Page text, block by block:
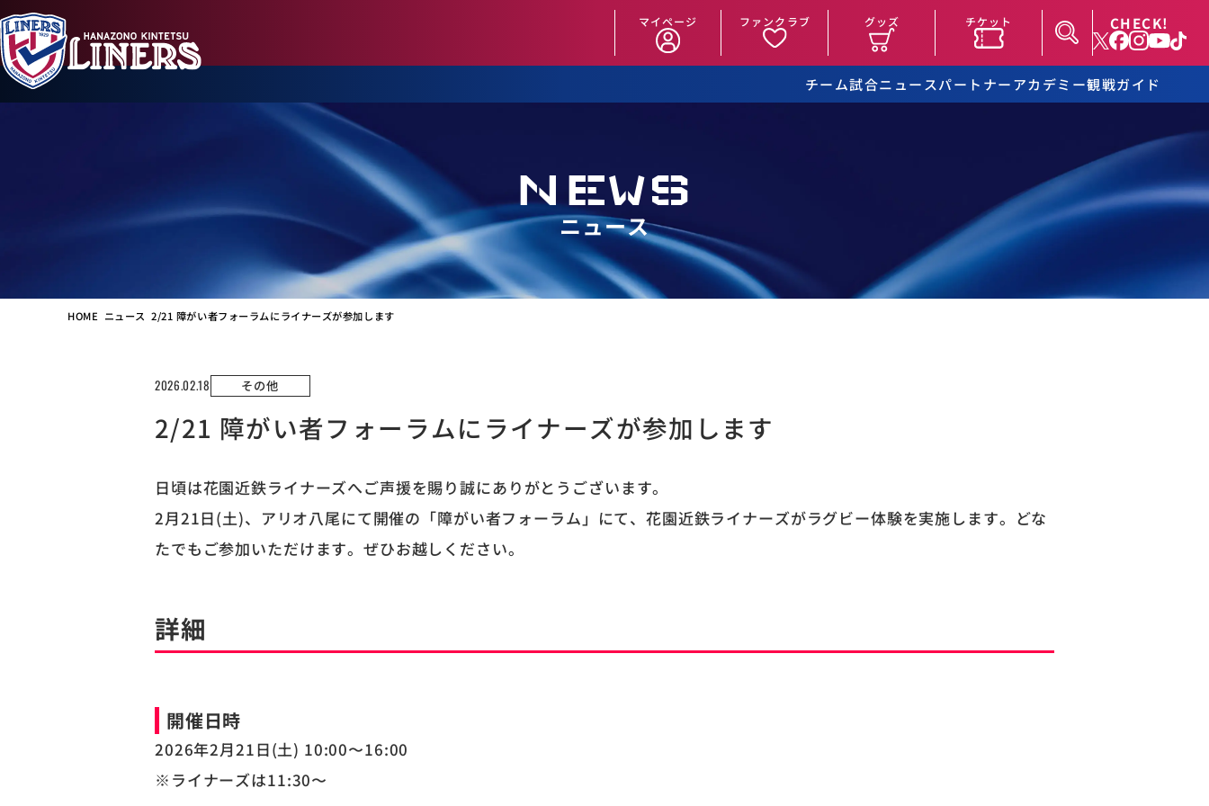
マイページ ファンクラブ グッズ チケット CHECK!
チーム試合ニュースパートナーアカデミー観戦ガイド
NEWS
ニュース
HOME ニュース 2/21 障がい者フォーラムにライナーズが参加します
2026.02.18 その他
2/21 障がい者フォーラムにライナーズが参加します
日頃は花園近鉄ライナーズへご声援を賜り誠にありがとうございます。
2月21日(土)、アリオ八尾にて開催の「障がい者フォーラム」にて、花園近鉄ライナーズがラグビー体験を実施します。どな
たでもご参加いただけます。ぜひお越しください。
詳細
開催日時
2026年2月21日(土) 10:00〜16:00
※ライナーズは11:30〜